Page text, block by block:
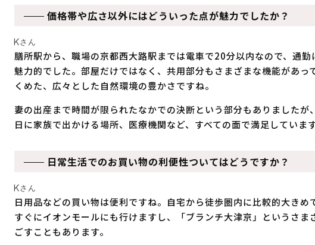
価格帯や広さ以外にはどういった点が魅力でしたか？
Kさん
膳所駅から、職場の京都西大路駅までは電車で20分以内なので、通
魅力的でした。部屋だけではなく、共用部分もさまざまな機能があ
くめた、広々とした自然環境の豊かさですね。
妻の出産まで時間が限られたなかでの決断という部分もありました
日に家族で出かける場所、医療機関など、すべての面で満足しています
日常生活でのお買い物の利便性ついてはどうですか？
Kさん
日用品などの買い物は便利ですね。自宅から徒歩圏内に比較的大き
すぐにイオンモールにも行けますし、「ブランチ大津京」というさ
ごすこともあります。